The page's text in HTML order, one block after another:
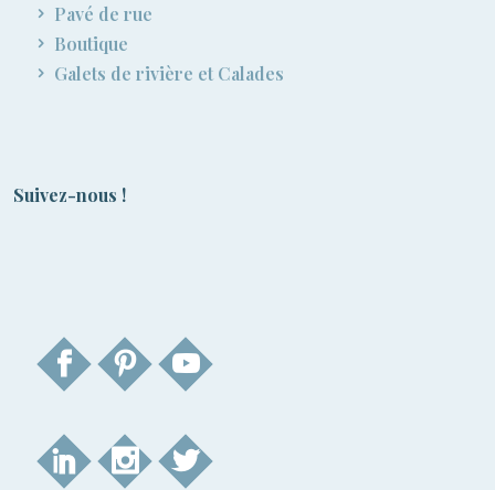
Pavé de rue
Boutique
Galets de rivière et Calades
Suivez-nous !